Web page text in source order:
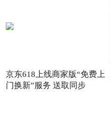
京东618上线商家版“免费上
门换新”服务 送取同步